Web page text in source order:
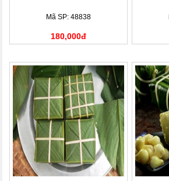
Mã SP: 48838
180,000đ